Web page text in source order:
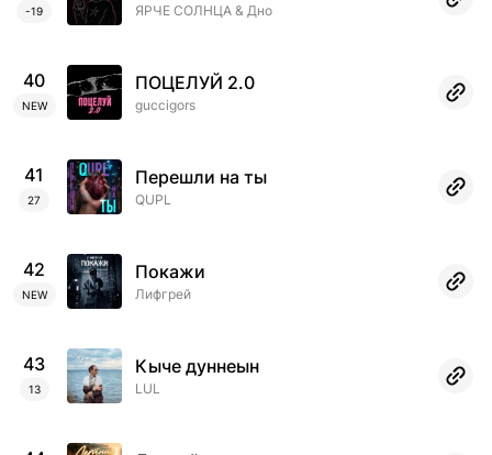
-19 ЯРЧЕ СОЛНЦА & Дно
40
NEW
ПОЦЕЛУЙ 2.0
guccigors
41
27
Перешли на ты
QUPL
42
NEW
Покажи
Лифгрей
43
13
Кыче дуннеын
LUL